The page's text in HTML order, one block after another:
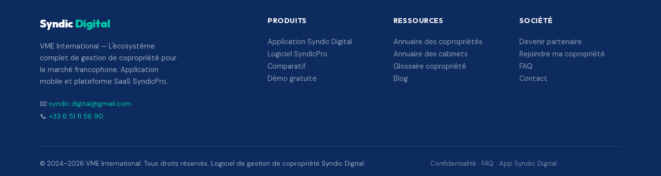
SyndicDigital
VME International — L'écosystème
complet de gestion de copropriété pour
le marché francophone. Application
mobile et plateforme SaaS SyndicPro.
📧 syndic.digital@gmail.com
📞 +33 6 51 11 56 90
PRODUITS
Application Syndic Digital
Logiciel SyndicPro
Comparatif
Démo gratuite
RESSOURCES
Annuaire des copropriétés
Annuaire des cabinets
Glossaire copropriété
Blog
SOCIÉTÉ
Devenir partenaire
Rejoindre ma copropriété
FAQ
Contact
© 2024–2026 VME International. Tous droits réservés. Logiciel de gestion de copropriété Syndic Digital. Confidentialité · FAQ · App Syndic Digital